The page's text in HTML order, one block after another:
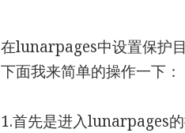
在lunarpages中设置保护
下面我来简单的操作一下：
1.首先是进入lunarpages